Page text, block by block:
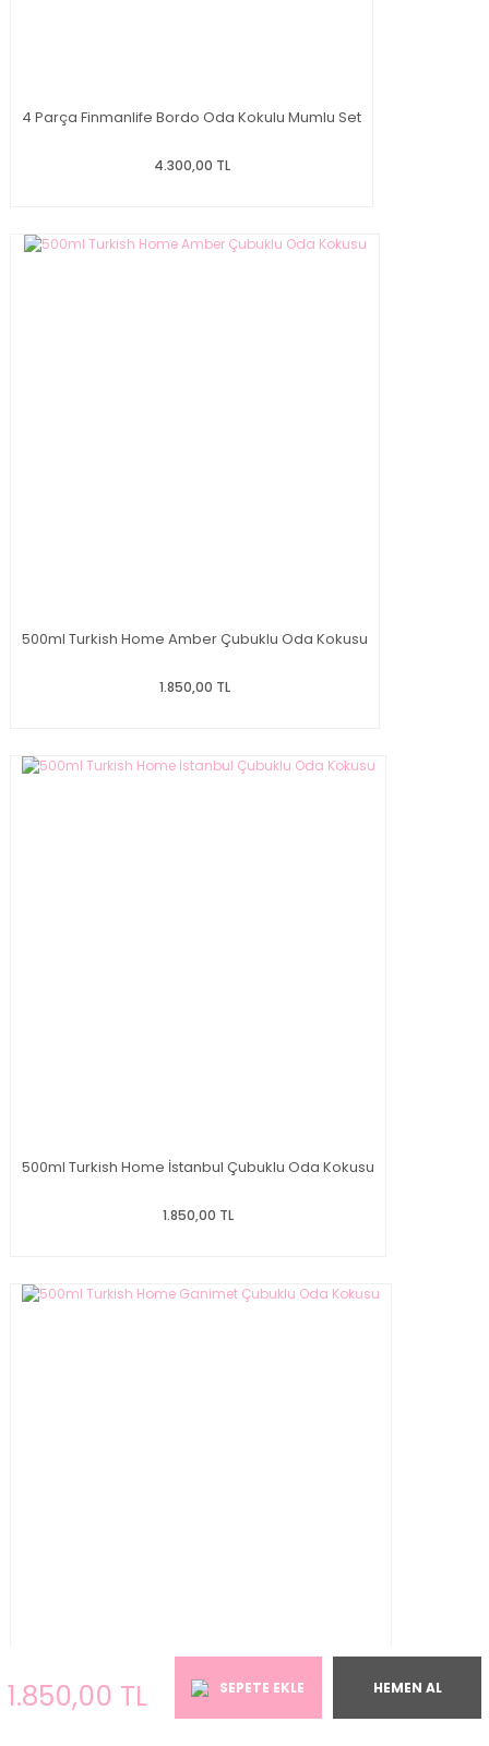
4 Parça Finmanlife Bordo Oda Kokulu Mumlu Set
4.300,00 TL
500ml Turkish Home Amber Çubuklu Oda Kokusu
1.850,00 TL
500ml Turkish Home İstanbul Çubuklu Oda Kokusu
1.850,00 TL
500ml Turkish Home Ganimet Çubuklu Oda Kokusu
1.850,00 TL SEPETE EKLE HEMEN AL